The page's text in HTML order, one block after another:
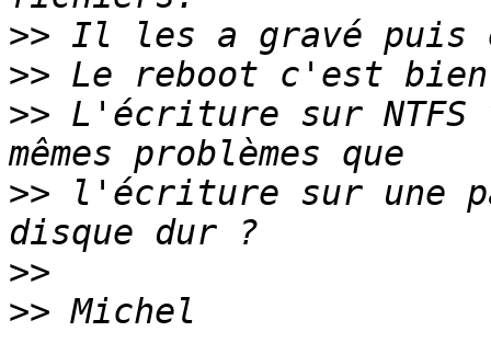
>>
>>
>> L'écriture sur
>> l'écriture sur une
>>
>>